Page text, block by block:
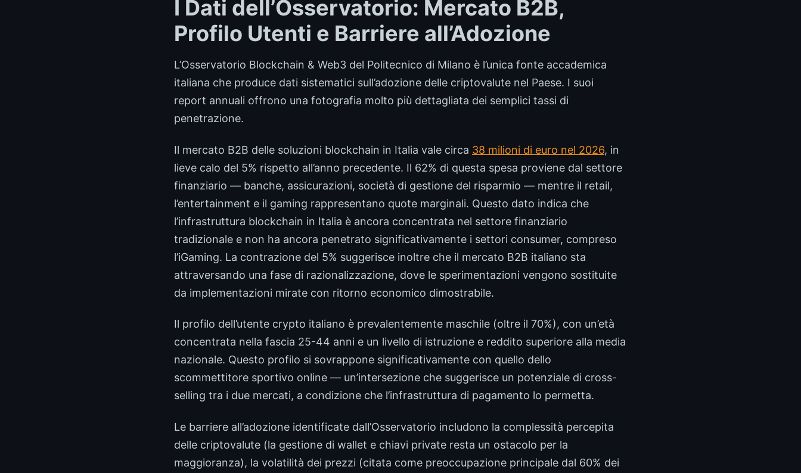
I Dati dell’Osservatorio: Mercato B2B,
Profilo Utenti e Barriere all’Adozione
L’Osservatorio Blockchain & Web3 del Politecnico di Milano è l’unica fonte accademica
italiana che produce dati sistematici sull’adozione delle criptovalute nel Paese. I suoi
report annuali offrono una fotografia molto più dettagliata dei semplici tassi di
penetrazione.
Il mercato B2B delle soluzioni blockchain in Italia vale circa 38 milioni di euro nel 2026, in
lieve calo del 5% rispetto all’anno precedente. Il 62% di questa spesa proviene dal settore
finanziario — banche, assicurazioni, società di gestione del risparmio — mentre il retail,
l’entertainment e il gaming rappresentano quote marginali. Questo dato indica che
l’infrastruttura blockchain in Italia è ancora concentrata nel settore finanziario
tradizionale e non ha ancora penetrato significativamente i settori consumer, compreso
l’iGaming. La contrazione del 5% suggerisce inoltre che il mercato B2B italiano sta
attraversando una fase di razionalizzazione, dove le sperimentazioni vengono sostituite
da implementazioni mirate con ritorno economico dimostrabile.
Il profilo dell’utente crypto italiano è prevalentemente maschile (oltre il 70%), con un’età
concentrata nella fascia 25-44 anni e un livello di istruzione e reddito superiore alla media
nazionale. Questo profilo si sovrappone significativamente con quello dello
scommettitore sportivo online — un’intersezione che suggerisce un potenziale di cross-
selling tra i due mercati, a condizione che l’infrastruttura di pagamento lo permetta.
Le barriere all’adozione identificate dall’Osservatorio includono la complessità percepita
delle criptovalute (la gestione di wallet e chiavi private resta un ostacolo per la
maggioranza), la volatilità dei prezzi (citata come preoccupazione principale dal 60% dei